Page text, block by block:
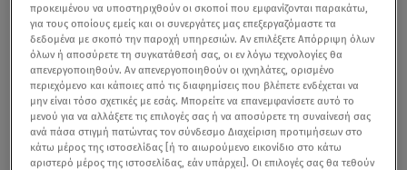
προκειμένου να υποστηριχθούν οι σκοποί που εμφανίζονται παρακάτω,
για τους οποίους εμείς και οι συνεργάτες μας επεξεργαζόμαστε τα
δεδομένα με σκοπό την παροχή υπηρεσιών. Αν επιλέξετε Απόρριψη όλων
όλων ή αποσύρετε τη συγκατάθεσή σας, οι εν λόγω τεχνολογίες θα
απενεργοποιηθούν. Αν απενεργοποιηθούν οι ιχνηλάτες, ορισμένο
περιεχόμενο και κάποιες από τις διαφημίσεις που βλέπετε ενδέχεται να
μην είναι τόσο σχετικές με εσάς. Μπορείτε να επανεμφανίσετε αυτό το
μενού για να αλλάξετε τις επιλογές σας ή να αποσύρετε τη συναίνεσή σας
ανά πάσα στιγμή πατώντας τον σύνδεσμο Διαχείριση προτιμήσεων στο
κάτω μέρος της ιστοσελίδας [ή το αιωρούμενο εικονίδιο στο κάτω
αριστερό μέρος της ιστοσελίδας, εάν υπάρχει]. Οι επιλογές σας θα τεθούν